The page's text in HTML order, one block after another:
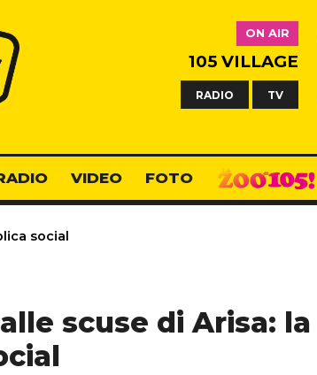
ON AIR
105 VILLAGE
RADIO TV
VIDEO FOTO
social
scuse di Arisa: la